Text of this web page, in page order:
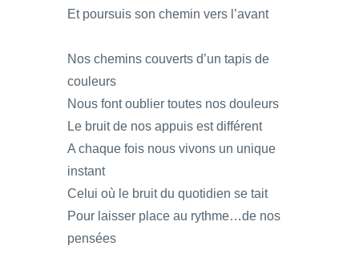
Et poursuis son chemin vers l’avant
Nos chemins couverts d’un tapis de
couleurs
Nous font oublier toutes nos douleurs
Le bruit de nos appuis est différent
A chaque fois nous vivons un unique
instant
Celui où le bruit du quotidien se tait
Pour laisser place au rythme…de nos
pensées